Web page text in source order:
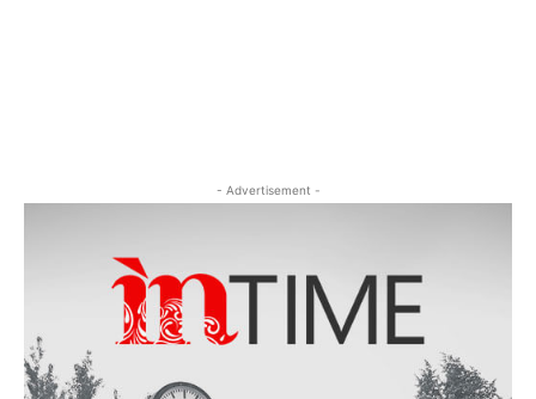
- Advertisement -